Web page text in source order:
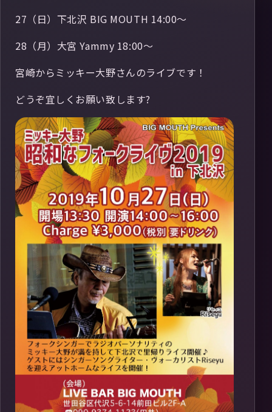
27（日）下北沢 BIG MOUTH 14:00〜
28（月）大宮 Yammy 18:00〜
宮崎からミッキー大野さんのライブです！
どうぞ宜しくお願い致します?